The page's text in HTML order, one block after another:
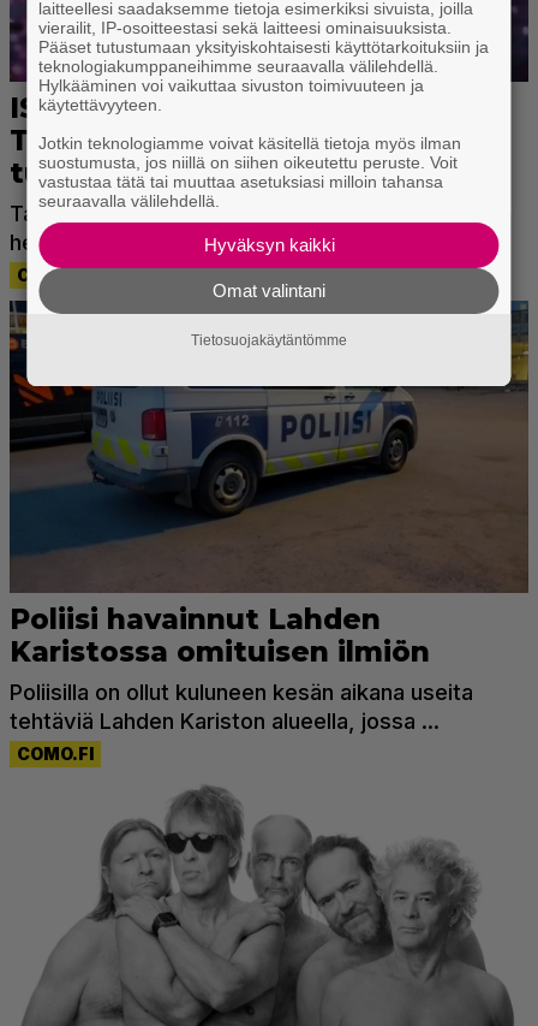
laitteellesi saadaksemme tietoja esimerkiksi sivuista, joilla
vierailit, IP-osoitteestasi sekä laitteesi ominaisuuksista.
Pääset tutustumaan yksityiskohtaisesti käyttötarkoituksiin ja
teknologiakumppaneihimme seuraavalla välilehdellä.
Hylkääminen voi vaikuttaa sivuston toimivuuteen ja
käytettävyyteen.
Jotkin teknologiamme voivat käsitellä tietoja myös ilman
suostumusta, jos niillä on siihen oikeutettu peruste. Voit
vastustaa tätä tai muuttaa asetuksiasi milloin tahansa
seuraavalla välilehdellä.
Hyväksyn kaikki
Omat valintani
Tietosuojakäytäntömme